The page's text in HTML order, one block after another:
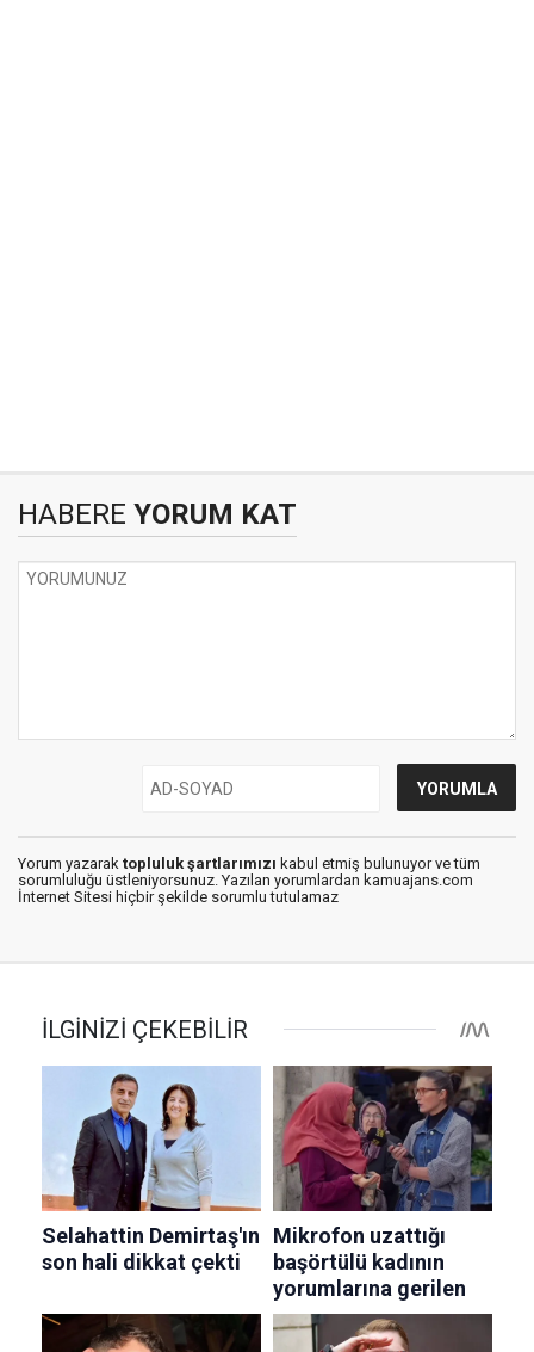
HABERE YORUM KAT
Yorum yazarak topluluk şartlarımızı kabul etmiş bulunuyor ve tüm
sorumluluğu üstleniyorsunuz. Yazılan yorumlardan kamuajans.com
İnternet Sitesi hiçbir şekilde sorumlu tutulamaz